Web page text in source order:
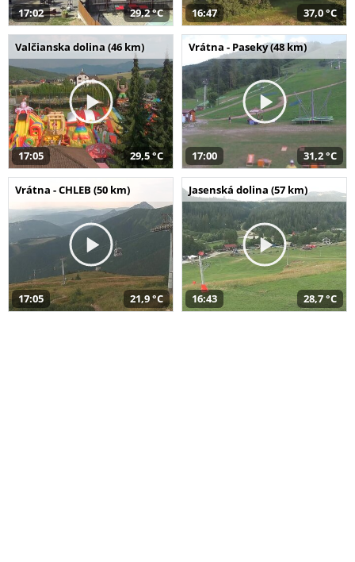
17:02 29,2 °C 16:47 37,0 °C
Valčianska dolina (46 km)
17:05 29,5 °C
Vrátna - Paseky (48 km)
17:00 31,2 °C
Vrátna - CHLEB (50 km)
17:05 21,9 °C
Jasenská dolina (57 km)
16:43 28,7 °C